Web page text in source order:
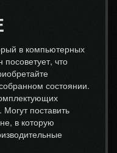
в компьютерных
посоветует, что
состоянии.
поставить
в которую